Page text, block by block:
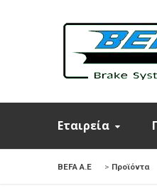
Εταιρεία
BEFA Α.Ε > Προϊόντα